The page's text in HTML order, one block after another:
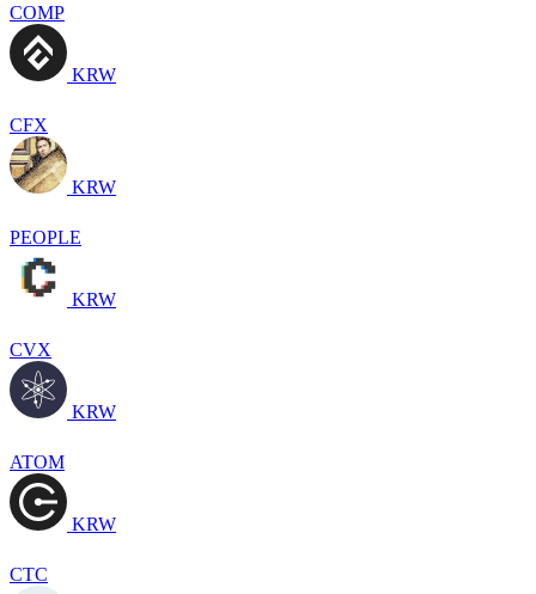
COMP
KRW
CFX
KRW
PEOPLE
KRW
CVX
KRW
ATOM
KRW
CTC